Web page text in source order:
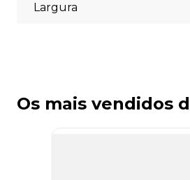
Largura
Os mais vendidos